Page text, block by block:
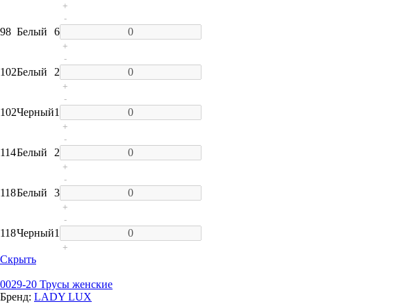
+
98 Белый 6
-
+
102Белый 2
-
+
102Черный1
-
+
114Белый 2
-
+
118Белый 3
-
+
118Черный1
-
+
Скрыть
0029-20 Трусы женские
Бренд: LADY LUX